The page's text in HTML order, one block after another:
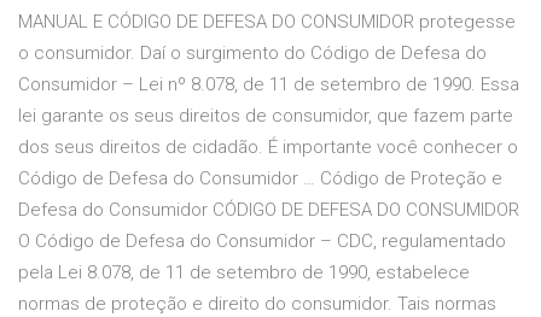
MANUAL E CÓDIGO DE DEFESA DO CONSUMIDOR protegesse
o consumidor. Daí o surgimento do Código de Defesa do
Consumidor – Lei nº 8.078, de 11 de setembro de 1990. Essa
lei garante os seus direitos de consumidor, que fazem parte
dos seus direitos de cidadão. É importante você conhecer o
Código de Defesa do Consumidor … Código de Proteção e
Defesa do Consumidor CÓDIGO DE DEFESA DO CONSUMIDOR
O Código de Defesa do Consumidor – CDC, regulamentado
pela Lei 8.078, de 11 de setembro de 1990, estabelece
normas de proteção e direito do consumidor. Tais normas